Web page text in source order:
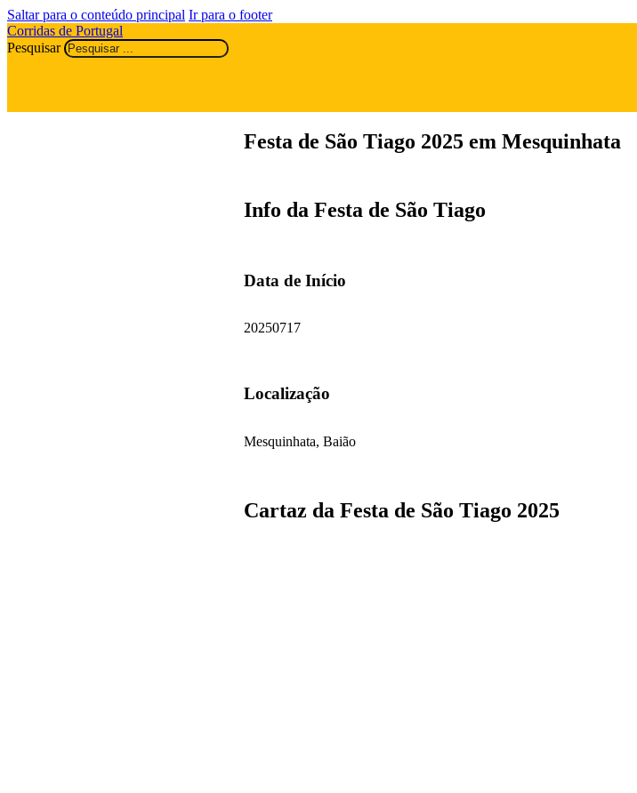
Saltar para o conteúdo principal Ir para o footer
Corridas de Portugal
Pesquisar
Festa de São Tiago 2025 em Mesquinhata
Info da Festa de São Tiago
Data de Início
20250717
Localização
Mesquinhata, Baião
Cartaz da Festa de São Tiago 2025